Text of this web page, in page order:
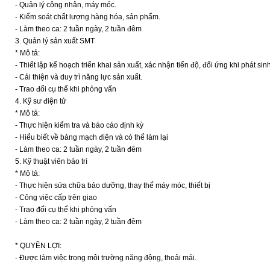
- Quản lý công nhân, máy móc.
- Kiểm soát chất lượng hàng hóa, sản phẩm.
- Làm theo ca: 2 tuần ngày, 2 tuần đêm
3. Quản lý sản xuất SMT
* Mô tả:
- Thiết lập kế hoạch triển khai sản xuất, xác nhận tiến độ, đối ứng khi phát
- Cải thiện và duy trì năng lực sản xuất.
- Trao đổi cụ thể khi phỏng vấn
4. Kỹ sư điện tử
* Mô tả:
- Thực hiện kiểm tra và báo cáo định kỳ
- Hiểu biết về bảng mạch điện và có thể làm lại
- Làm theo ca: 2 tuần ngày, 2 tuần đêm
5. Kỹ thuật viên bảo trì
* Mô tả:
- Thực hiện sửa chữa bảo dưỡng, thay thế máy móc, thiết bị
- Công việc cấp trên giao
- Trao đổi cụ thể khi phỏng vấn
- Làm theo ca: 2 tuần ngày, 2 tuần đêm
* QUYỀN LỢI:
- Được làm việc trong môi trường năng động, thoải mái.